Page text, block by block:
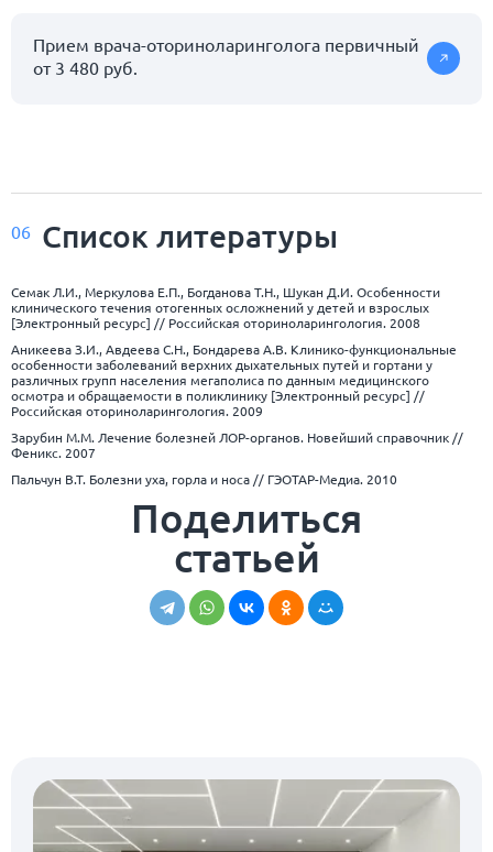
Прием врача-оториноларинголога первичный
от 3 480 руб.
06 Список литературы
Семак Л.И., Меркулова Е.П., Богданова Т.Н., Шукан Д.И. Особенности
клинического течения отогенных осложнений у детей и взрослых
[Электронный ресурс] // Российская оториноларингология. 2008
Аникеева З.И., Авдеева С.Н., Бондарева А.В. Клинико-функциональные
особенности заболеваний верхних дыхательных путей и гортани у
различных групп населения мегаполиса по данным медицинского
осмотра и обращаемости в поликлинику [Электронный ресурс] //
Российская оториноларингология. 2009
Зарубин М.М. Лечение болезней ЛОР-органов. Новейший справочник //
Феникс. 2007
Пальчун В.Т. Болезни уха, горла и носа // ГЭОТАР-Медиа. 2010
Поделиться
статьей